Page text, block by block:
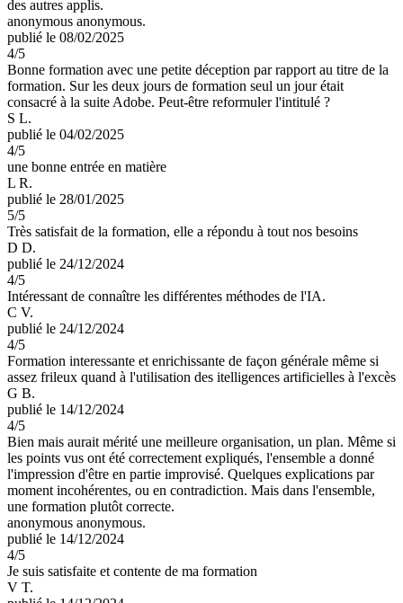
des autres applis.
anonymous anonymous.
publié le 08/02/2025
4/5
Bonne formation avec une petite déception par rapport au titre de la
formation. Sur les deux jours de formation seul un jour était
consacré à la suite Adobe. Peut-être reformuler l'intitulé ?
S L.
publié le 04/02/2025
4/5
une bonne entrée en matière
L R.
publié le 28/01/2025
5/5
Très satisfait de la formation, elle a répondu à tout nos besoins
D D.
publié le 24/12/2024
4/5
Intéressant de connaître les différentes méthodes de l'IA.
C V.
publié le 24/12/2024
4/5
Formation interessante et enrichissante de façon générale même si
assez frileux quand à l'utilisation des itelligences artificielles à l'excès
G B.
publié le 14/12/2024
4/5
Bien mais aurait mérité une meilleure organisation, un plan. Même si
les points vus ont été correctement expliqués, l'ensemble a donné
l'impression d'être en partie improvisé. Quelques explications par
moment incohérentes, ou en contradiction. Mais dans l'ensemble,
une formation plutôt correcte.
anonymous anonymous.
publié le 14/12/2024
4/5
Je suis satisfaite et contente de ma formation
V T.